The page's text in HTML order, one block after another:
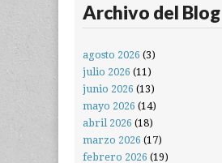
Archivo del Blog
agosto 2026 (3)
julio 2026 (11)
junio 2026 (13)
mayo 2026 (14)
abril 2026 (18)
marzo 2026 (17)
febrero 2026 (19)